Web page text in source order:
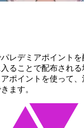
レデミアポイントを
ることで配布される
ポイントを使って
ます。